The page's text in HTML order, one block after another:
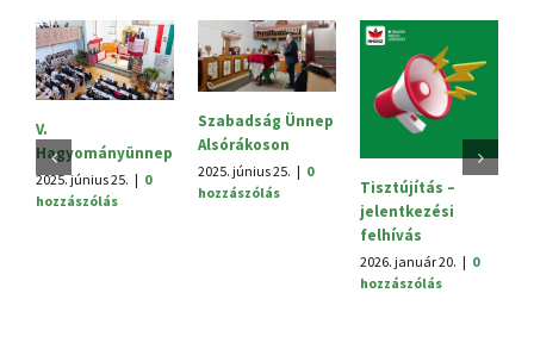
V.
Hagyományünnep
2025. június 25. | 0
hozzászólás
Szabadság Ünnep
Alsórákoson
2025. június 25. | 0
hozzászólás
Tisztújítás –
jelentkezési
felhívás
2026. január 20. | 0
hozzászólás